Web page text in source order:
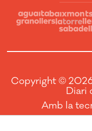
Copyright ©
Diari
Amb la